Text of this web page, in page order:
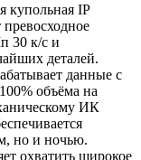
купольная IP
30 к/с и
деталей.
данные с
объёма на
ИК
но и ночью.
охватить широкое